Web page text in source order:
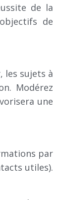
de la
de
les sujets à
Modérez
une
par
utiles).